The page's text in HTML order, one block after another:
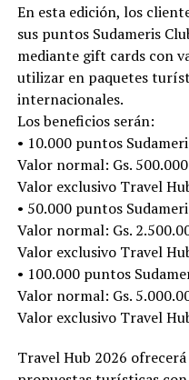
En esta edición, los
sus puntos Sudameris
mediante gift cards con
utilizar en paquetes
internacionales.
Los beneficios serán:
• 10.000 puntos
Valor normal: Gs. 500.000
Valor exclusivo Travel
• 50.000 puntos
Valor normal: Gs.
Valor exclusivo Travel
• 100.000 puntos
Valor normal: Gs.
Valor exclusivo Travel
Travel Hub 2026